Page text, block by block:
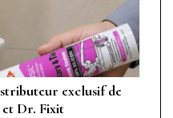
exclusif de
Dr. Fixit